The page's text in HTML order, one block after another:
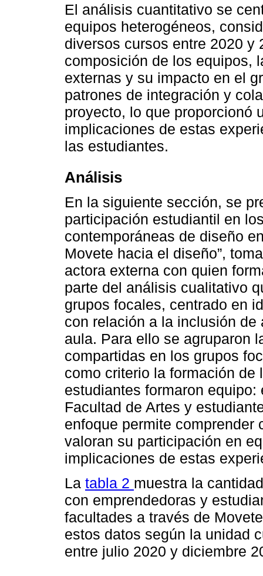
El análisis cuantitativo se
equipos heterogéneos,
diversos cursos entre 2020 y
composición de los equipos,
externas y su impacto en el
patrones de integración y
proyecto, lo que proporcionó
implicaciones de estas
las estudiantes.
Análisis
En la siguiente sección, se
participación estudiantil en
contemporáneas de diseño
Movete hacia el diseño”,
actora externa con quien
parte del análisis cualitativo
grupos focales, centrado en
con relación a la inclusión
aula. Para ello se agruparon
compartidas en los grupos
como criterio la formación
estudiantes formaron
Facultad de Artes y
enfoque permite comprender
valoran su participación en
implicaciones de estas
La tabla 2 muestra la
con emprendedoras y
facultades a través de
estos datos según la unidad
entre julio 2020 y diciembre